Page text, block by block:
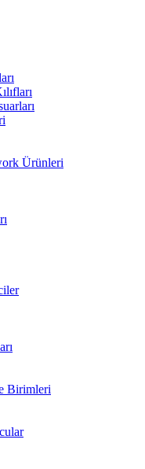
Ürünleri
Birimleri